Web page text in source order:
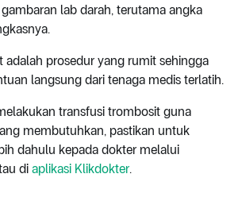
lab darah, terutama angka
adalah prosedur yang rumit sehingga
langsung dari tenaga medis terlatih.
transfusi trombosit guna
membutuhkan, pastikan untuk
dahulu kepada dokter melalui
di aplikasi Klikdokter.